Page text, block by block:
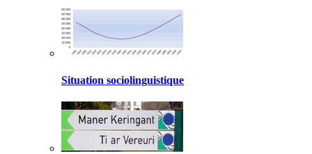
Situation sociolinguistique